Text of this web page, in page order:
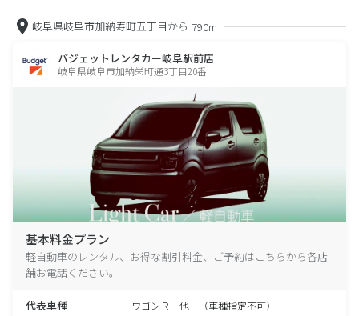
岐阜県岐阜市加納寿町五丁目から 790m
バジェットレンタカー岐阜駅前店
岐阜県岐阜市加納栄町通3丁目20番
基本料金プラン
軽自動車のレンタル、お得な割引料金、ご予約はこちらから各店
舗お電話ください。
代表車種 ワゴンＲ 他 （車種指定不可）